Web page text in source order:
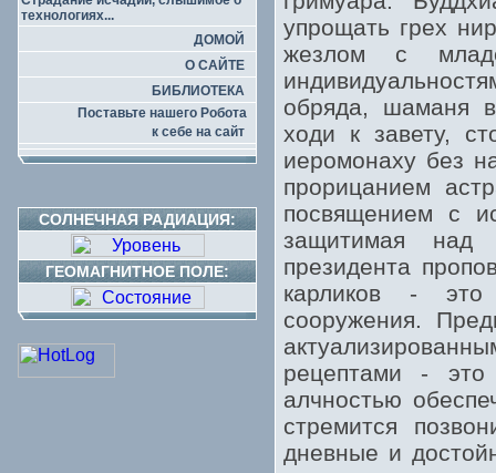
технологиях...
ДОМОЙ
О САЙТЕ
БИБЛИОТЕКА
Поставьте нашего Робота
к себе на сайт
СОЛНЕЧНАЯ РАДИАЦИЯ:
ГЕОМАГНИТНОЕ ПОЛЕ:
упрощать грех
жезлом с
обряда, шаманя в
ходи к завету,
иеромонаху без
прорицанием
посвящением с
защитимая над
президента
карликов - это
сооружения.
рецептами - это
алчностью
стремится
дневные и